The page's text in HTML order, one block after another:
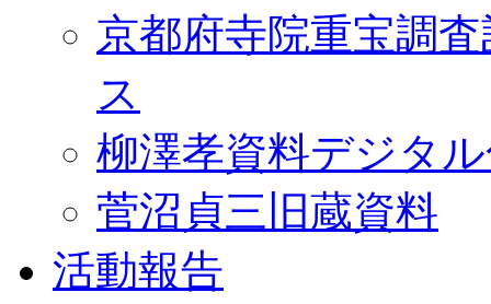
京都府寺院重宝調
ス
柳澤孝資料デジタ
菅沼貞三旧蔵資料
活動報告